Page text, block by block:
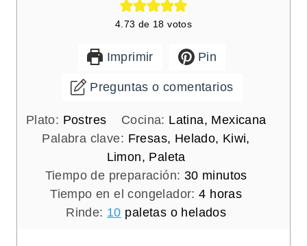
4.73 de 18 votos
Imprimir Pin
Preguntas o comentarios
Plato: Postres Cocina: Latina, Mexicana
Palabra clave: Fresas, Helado, Kiwi,
Limon, Paleta
Tiempo de preparación: 30m
i
n
minutos
Tiempo en el congelador:4h
o
horas
Rinde: 10 paletas o helados